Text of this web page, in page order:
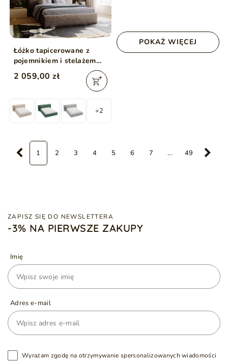
Łóżko tapicerowane z
pojemnikiem i stelażem
180x200 cm Monza
Brązowe
2 059,00 zł
+2
POKAŻ WIĘCEJ
1 2 3 4 5 6 7 ... 49
ZAPISZ SIĘ DO NEWSLETTERA
-3% NA PIERWSZE ZAKUPY
Imię
Adres e-mail
Wyrażam zgodę na otrzymywanie spersonalizowanych wiadomości